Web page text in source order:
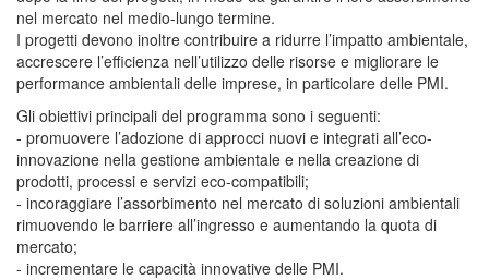
nel mercato nel medio-lungo termine.
I progetti devono inoltre contribuire a ridurre l’impatto ambientale,
accrescere l’efficienza nell’utilizzo delle risorse e migliorare le
performance ambientali delle imprese, in particolare delle PMI.
Gli obiettivi principali del programma sono i seguenti:
- promuovere l’adozione di approcci nuovi e integrati all’eco-
innovazione nella gestione ambientale e nella creazione di
prodotti, processi e servizi eco-compatibili;
- incoraggiare l’assorbimento nel mercato di soluzioni ambientali
rimuovendo le barriere all’ingresso e aumentando la quota di
mercato;
- incrementare le capacità innovative delle PMI.